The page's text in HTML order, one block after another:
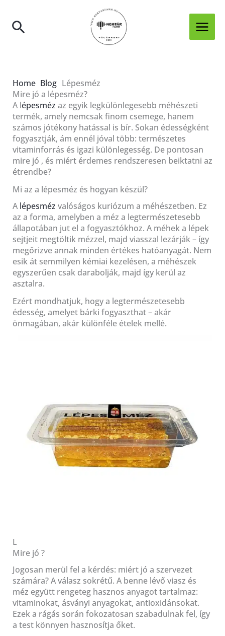
contentSearch
Home Blog Lépesméz
Mire jó a lépesméz?
A lépesméz az egyik legkülönlegesebb méhészeti
termék, amely nemcsak finom csemege, hanem
számos jótékony hatással is bír. Sokan édességként
fogyasztják, ám ennél jóval több: természetes
vitaminforrás és igazi különlegesség. De pontosan
mire jó , és miért érdemes rendszeresen beiktatni az
étrendbe?
Mi az a lépesméz és hogyan készül?
A lépesméz valóságos kuriózum a méhészetben. Ez
az a forma, amelyben a méz a legtermészetesebb
állapotában jut el a fogyasztókhoz. A méhek a lépek
sejtjeit megtöltik mézzel, majd viasszal lezárják – így
megőrizve annak minden értékes hatóanyagát. Nem
esik át semmilyen kémiai kezelésen, a méhészek
egyszerűen csak darabolják, majd így kerül az
asztalra.
Ezért mondhatjuk, hogy a legtermészetesebb
édesség, amelyet bárki fogyaszthat – akár
önmagában, akár különféle ételek mellé.
L
Mire jó ?
Jogosan merül fel a kérdés: miért jó a szervezet
számára? A válasz sokrétű. A benne lévő viasz és
méz együtt rengeteg hasznos anyagot tartalmaz:
vitaminokat, ásványi anyagokat, antioxidánsokat.
Ezek a rágás során fokozatosan szabadulnak fel, így
a test könnyen hasznosítja őket.